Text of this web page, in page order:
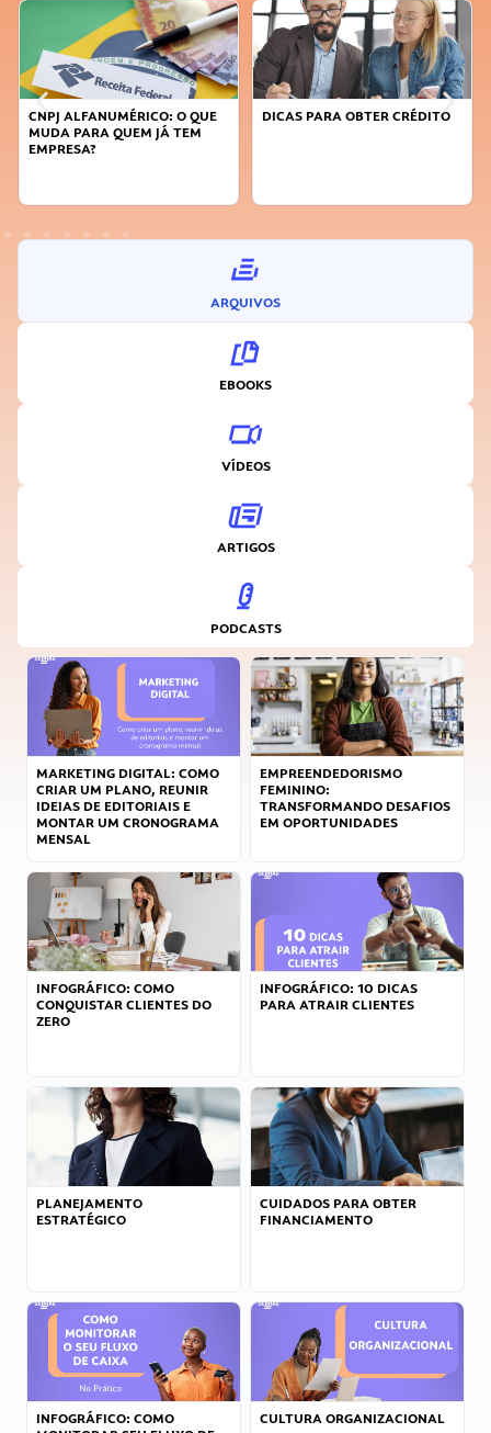
DICAS PARA OBTER CRÉDITO
FAÇA A DIFERENÇA: SEJA
ARQUIVOS
EBOOKS
VÍDEOS
ARTIGOS
PODCASTS
MARKETING DIGITAL: COMO
CRIAR UM PLANO, REUNIR
IDEIAS DE EDITORIAIS E
MONTAR UM CRONOGRAMA
MENSAL
EMPREENDEDORISMO
FEMININO:
TRANSFORMANDO DESAFIOS
EM OPORTUNIDADES
INFOGRÁFICO: COMO
CONQUISTAR CLIENTES DO
ZERO
INFOGRÁFICO: 10 DICAS
PARA ATRAIR CLIENTES
PLANEJAMENTO
ESTRATÉGICO
CUIDADOS PARA OBTER
FINANCIAMENTO
INFOGRÁFICO: COMO
CULTURA ORGANIZACIONAL